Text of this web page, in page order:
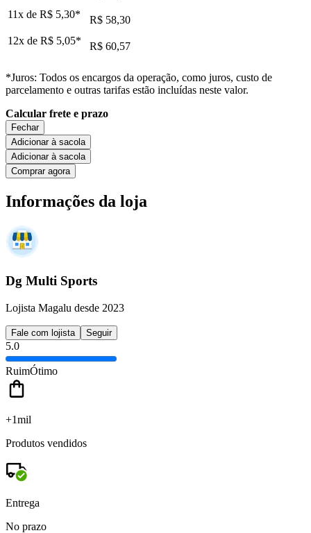
11x de R$ 5,30*
R$ 58,30
12x de R$ 5,05* R$ 60,57
*Juros: Todos os encargos da operação, como juros, custo de
parcelamento e outras tarifas estão incluídas neste valor.
Calcular frete e prazo
Fechar
Adicionar à sacola
Adicionar à sacola
Comprar agora
Informações da loja
Dg Multi Sports
Lojista Magalu desde 2023
Fale com lojista Seguir
5.0
RuimÓtimo
+1mil
Produtos vendidos
Entrega
No prazo